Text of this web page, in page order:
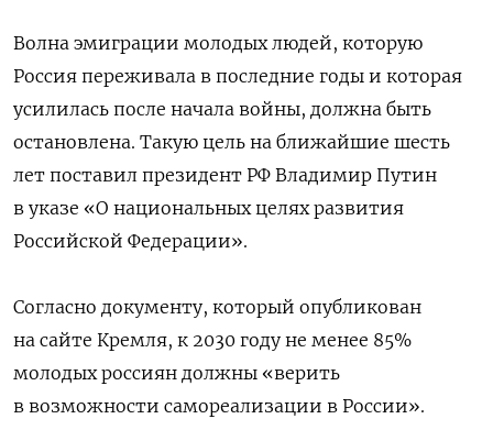
Волна эмиграции молодых людей, которую
Россия переживала в последние годы и которая
усилилась после начала войны, должна быть
остановлена. Такую цель на ближайшие шесть
лет поставил президент РФ Владимир Путин
в указе «О национальных целях развития
Российской Федерации».
Согласно документу, который опубликован
на сайте Кремля, к 2030 году не менее 85%
молодых россиян должны «верить
в возможности самореализации в России».